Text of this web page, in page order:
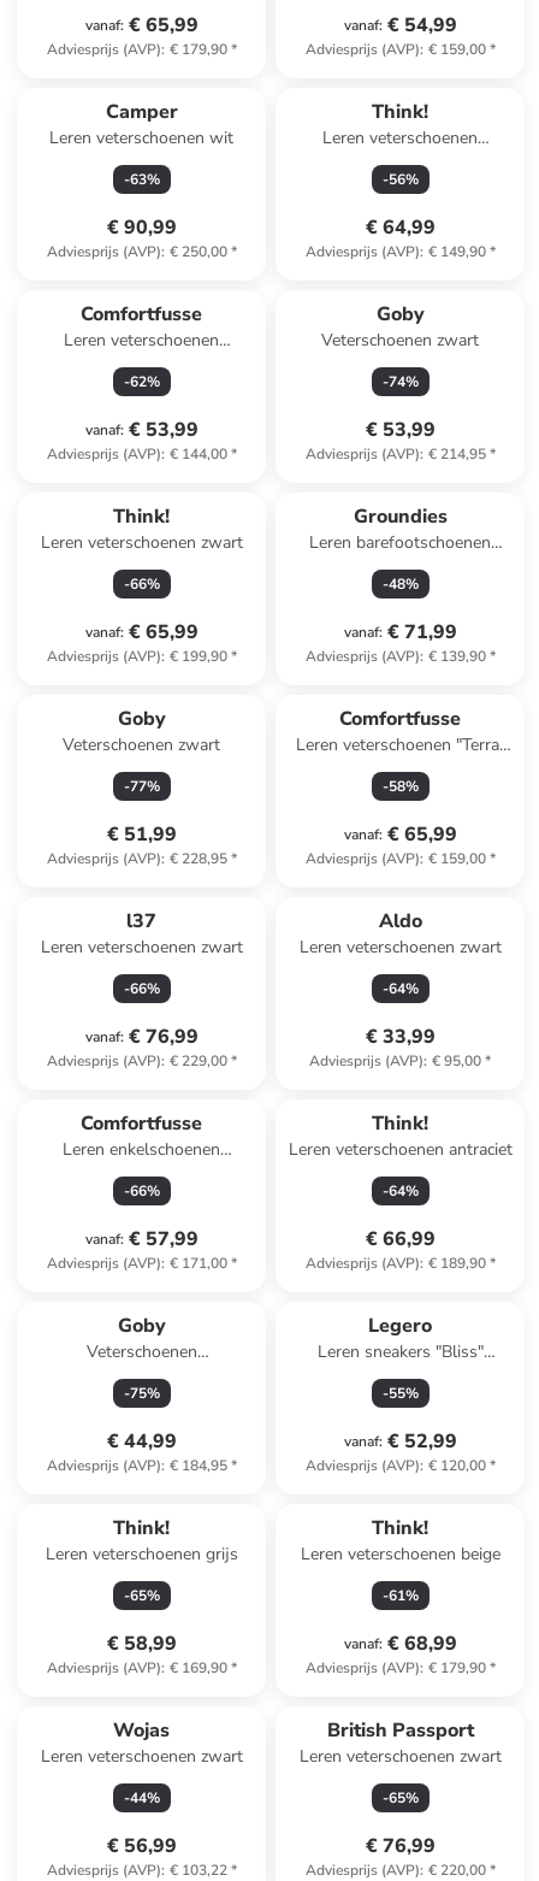
vanaf: € 65,99
Adviesprijs (AVP): € 179,90*
vanaf: € 54,99
Adviesprijs (AVP): € 159,00*
Camper
Leren veterschoenen wit
-63%
€ 90,99
Adviesprijs (AVP): € 250,00*
Think!
Leren veterschoenen
lichtbruin
-56%
€ 64,99
Adviesprijs (AVP): € 149,90*
Comfortfusse
Leren veterschoenen
beige/grijs
-62%
vanaf: € 53,99
Adviesprijs (AVP): € 144,00*
Goby
Veterschoenen zwart
-74%
€ 53,99
Adviesprijs (AVP): € 214,95*
Think!
Leren veterschoenen zwart
-66%
vanaf: € 65,99
Adviesprijs (AVP): € 199,90*
Groundies
Leren barefootschoenen
"Cricket Plus+" kaki
-48%
vanaf: € 71,99
Adviesprijs (AVP): € 139,90*
Goby
Veterschoenen zwart
-77%
€ 51,99
Adviesprijs (AVP): € 228,95*
Comfortfusse
Leren veterschoenen "Terra"
zwart
-58%
vanaf: € 65,99
Adviesprijs (AVP): € 159,00*
l37
Leren veterschoenen zwart
-66%
vanaf: € 76,99
Adviesprijs (AVP): € 229,00*
Aldo
Leren veterschoenen zwart
-64%
€ 33,99
Adviesprijs (AVP): € 95,00*
Comfortfusse
Leren enkelschoenen
bordeaux
-66%
vanaf: € 57,99
Adviesprijs (AVP): € 171,00*
Think!
Leren veterschoenen antraciet
-64%
€ 66,99
Adviesprijs (AVP): € 189,90*
Goby
Veterschoenen
wit/zwart/meerkleurig
-75%
€ 44,99
Adviesprijs (AVP): € 184,95*
Legero
Leren sneakers "Bliss"
zilverkleurig
-55%
vanaf: € 52,99
Adviesprijs (AVP): € 120,00*
Think!
Leren veterschoenen grijs
-65%
€ 58,99
Adviesprijs (AVP): € 169,90*
Think!
Leren veterschoenen beige
-61%
vanaf: € 68,99
Adviesprijs (AVP): € 179,90*
Wojas
Leren veterschoenen zwart
-44%
€ 56,99
Adviesprijs (AVP): € 103,22*
British Passport
Leren veterschoenen zwart
-65%
€ 76,99
Adviesprijs (AVP): € 220,00*